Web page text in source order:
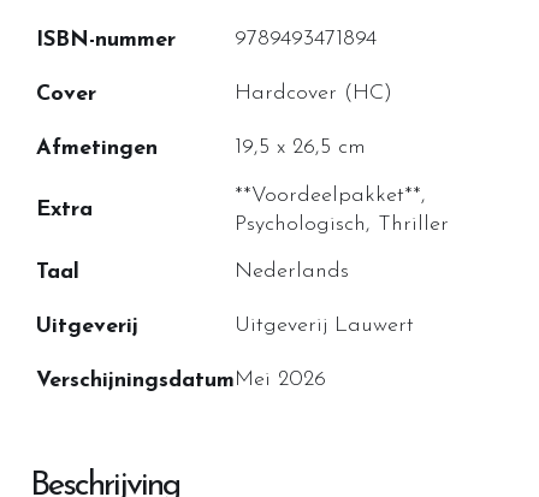
ISBN-nummer 9789493471894
Cover Hardcover (HC)
Afmetingen 19,5 x 26,5 cm
Extra
**Voordeelpakket**,
Psychologisch, Thriller
Taal Nederlands
Uitgeverij Uitgeverij Lauwert
VerschijningsdatumMei 2026
Beschrijving